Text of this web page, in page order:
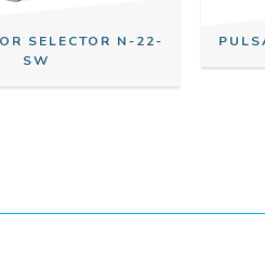
SELECTOR N-22-
SW